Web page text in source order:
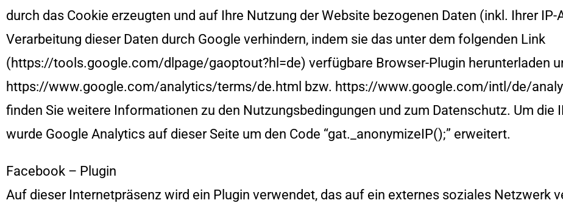
durch das Cookie erzeugten und auf Ihre Nutzung der Website bezogenen Daten (inkl. Ihrer
Verarbeitung dieser Daten durch Google verhindern, indem sie das unter dem folgenden Link
(https://tools.google.com/dlpage/gaoptout?hl=de) verfügbare Browser-Plugin herunterladen
https://www.google.com/analytics/terms/de.html bzw. https://www.google.com/intl/de/
finden Sie weitere Informationen zu den Nutzungsbedingungen und zum Datenschutz. Um die
wurde Google Analytics auf dieser Seite um den Code “gat._anonymizeIP();” erweitert.
Facebook – Plugin
Auf dieser Internetpräsenz wird ein Plugin verwendet, das auf ein externes soziales Netzwerk